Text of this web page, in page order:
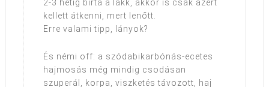
2-3 hétig bírta a lakk, akkor is csak azért
kellett átkenni, mert lenőtt.
Erre valami tipp, lányok?
És némi off: a szódabikarbónás-ecetes
hajmosás még mindig csodásan
szuperál, korpa, viszketés távozott, haj